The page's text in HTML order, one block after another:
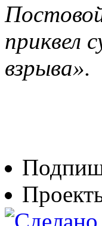
приквел
взрыва».